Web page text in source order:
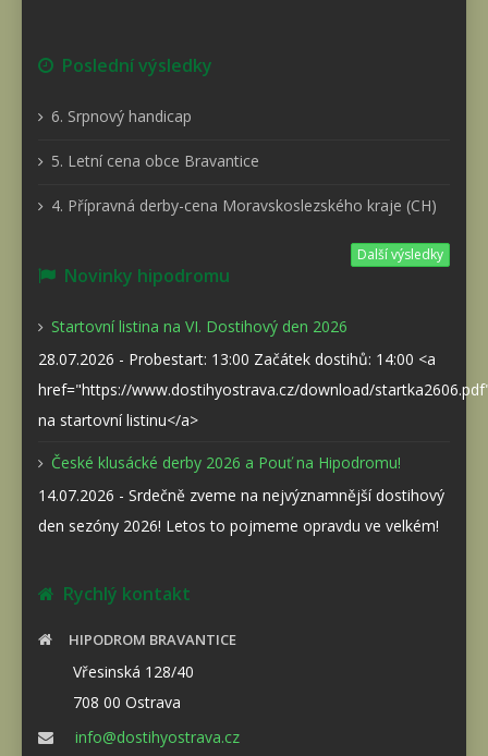
Poslední výsledky
6. Srpnový handicap
5. Letní cena obce Bravantice
4. Přípravná derby-cena Moravskoslezského kraje (CH)
Další výsledky
Novinky hipodromu
Startovní listina na VI. Dostihový den 2026
28.07.2026 - Probestart: 13:00 Začátek dostihů: 14:00 <a
href="https://www.dostihyostrava.cz/download/
na startovní listinu</a>
České klusácké derby 2026 a Pouť na Hipodromu!
14.07.2026 - Srdečně zveme na nejvýznamnější dostihový
den sezóny 2026! Letos to pojmeme opravdu ve velkém!
Rychlý kontakt
HIPODROM BRAVANTICE
Vřesinská 128/40
708 00 Ostrava
info@dostihyostrava.cz